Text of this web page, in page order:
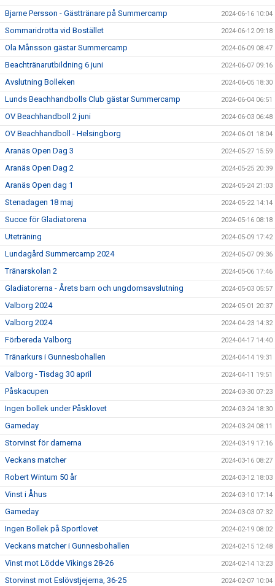
Bjarne Persson - Gästtränare på Summercamp 2024-06-16 10:04
Sommaridrotta vid Bostället 2024-06-12 09:18
Ola Månsson gästar Summercamp 2024-06-09 08:47
Beachtränarutbildning 6 juni 2024-06-07 09:16
Avslutning Bolleken 2024-06-05 18:30
Lunds Beachhandbolls Club gästar Summercamp 2024-06-04 06:51
OV Beachhandboll 2 juni 2024-06-03 06:48
OV Beachhandboll - Helsingborg 2024-06-01 18:04
Aranäs Open Dag 3 2024-05-27 15:59
Aranäs Open Dag 2 2024-05-25 20:39
Aranäs Open dag 1 2024-05-24 21:03
Stenadagen 18 maj 2024-05-22 14:14
Succe för Gladiatorena 2024-05-16 08:18
Uteträning 2024-05-09 17:42
Lundagård Summercamp 2024 2024-05-07 09:36
Tränarskolan 2 2024-05-06 17:46
Gladiatorerna - Årets barn och ungdomsavslutning 2024-05-03 05:57
Valborg 2024 2024-05-01 20:37
Valborg 2024 2024-04-23 14:32
Förbereda Valborg 2024-04-17 14:40
Tränarkurs i Gunnesbohallen 2024-04-14 19:31
Valborg - Tisdag 30 april 2024-04-11 19:51
Påskacupen 2024-03-30 07:23
Ingen bollek under Påsklovet 2024-03-24 18:30
Gameday 2024-03-24 08:11
Storvinst för damerna 2024-03-19 17:16
Veckans matcher 2024-03-16 08:27
Robert Wintum 50 år 2024-03-12 18:03
Vinst i Åhus 2024-03-10 17:14
Gameday 2024-03-03 07:32
Ingen Bollek på Sportlovet 2024-02-19 08:02
Veckans matcher i Gunnesbohallen 2024-02-15 12:48
Vinst mot Lödde Vikings 28-26 2024-02-14 13:23
Storvinst mot Eslövstjejerna, 36-25 2024-02-07 10:04